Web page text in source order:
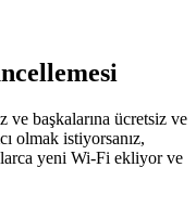
başkalarına ücretsiz ve
olmak istiyorsanız,
yeni Wi-Fi ekliyor ve